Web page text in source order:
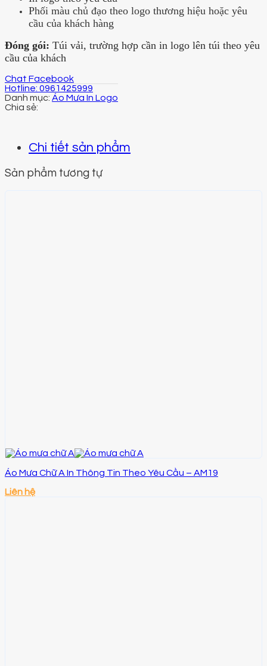
Phối màu chủ đạo theo logo thương hiệu hoặc yêu
cầu của khách hàng
Đóng gói: Túi vải, trường hợp cần in logo lên túi theo yêu
cầu của khách
Chat Facebook
Hotline: 0961425999
Danh mục: Áo Mưa In Logo
Chi tiết sản phẩm
Sản phẩm tương tự
Áo Mưa Chữ A In Thông Tin Theo Yêu Cầu – AM19
Liên hệ